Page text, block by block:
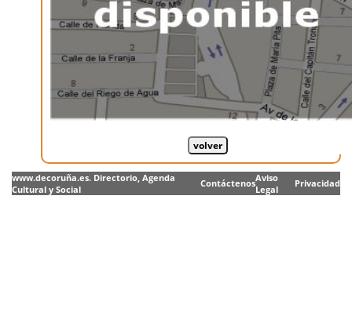
www.decoruña.es. Directorio, Agenda
Cultural y Social
ContáctenosAviso
Legal
Privacidad